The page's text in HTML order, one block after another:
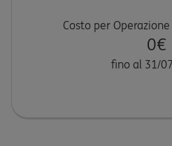
Costo per
0€
fino al 31/